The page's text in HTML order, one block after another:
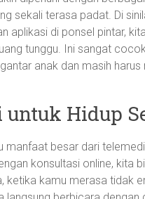
sekali terasa padat. Di
aplikasi di ponsel pintar,
tunggu. Ini sangat
anak dan masih
untuk Hidup
manfaat besar dari
konsultasi online, kita
ketika kamu merasa tidak